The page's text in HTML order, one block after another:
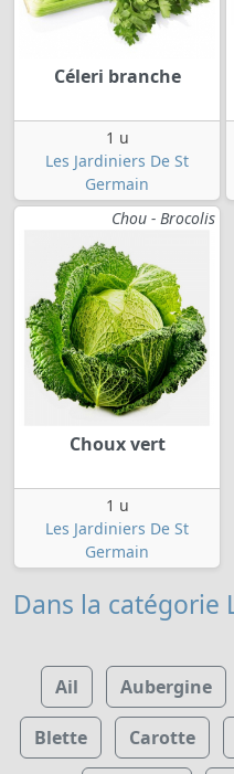
Céleri branche
1 u
Les Jardiniers De St
Germain
Chou - Brocolis
Choux vert
1 u
Les Jardiniers De St
Germain
Dans la catégorie
Ail Aubergine
Blette Carotte